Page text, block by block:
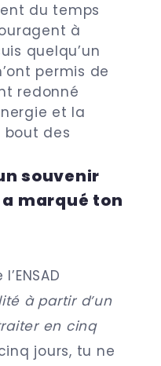
du temps
à
quelqu’un
permis de
redonné
et la
bout des
souvenir
marqué ton
à partir d’un
en cinq
jours, tu ne